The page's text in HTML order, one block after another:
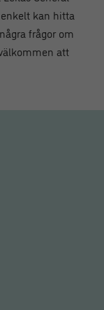
kan hitta
frågor om
att